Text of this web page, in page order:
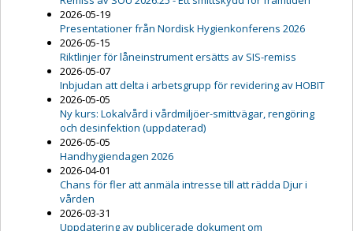
2026-05-19
Presentationer från Nordisk Hygienkonferens 2026
2026-05-15
Riktlinjer för låneinstrument ersätts av SIS-remiss
2026-05-07
Inbjudan att delta i arbetsgrupp för revidering av HOBIT
2026-05-05
Ny kurs: Lokalvård i vårdmiljöer-smittvägar, rengöring
och desinfektion (uppdaterad)
2026-05-05
Handhygiendagen 2026
2026-04-01
Chans för fler att anmäla intresse till att rädda Djur i
vården
2026-03-31
Uppdatering av publicerade dokument om